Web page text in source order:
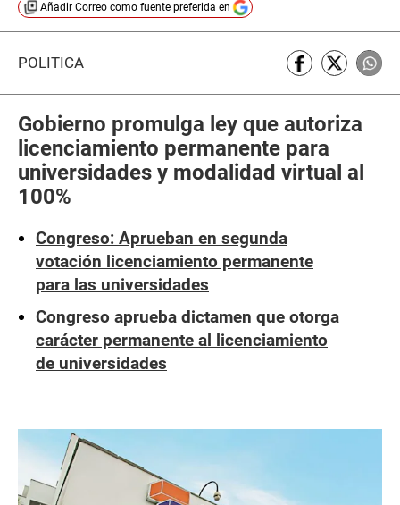
Añadir Correo como fuente preferida en
POLÍTICA
Gobierno promulga ley que autoriza
licenciamiento permanente para
universidades y modalidad virtual al
100%
Congreso: Aprueban en segunda
votación licenciamiento permanente
para las universidades
Congreso aprueba dictamen que otorga
carácter permanente al licenciamiento
de universidades